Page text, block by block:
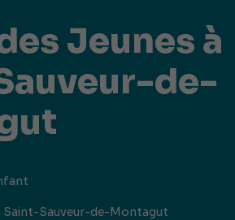
Jeunes à
de-
Saint-Sauveur-de-Montagut